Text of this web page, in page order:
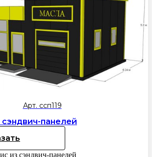
Арт. ссп119
панелей
из сэндвич-панелей